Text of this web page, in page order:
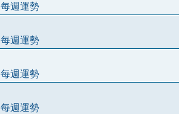
每週運勢
每週運勢
每週運勢
每週運勢